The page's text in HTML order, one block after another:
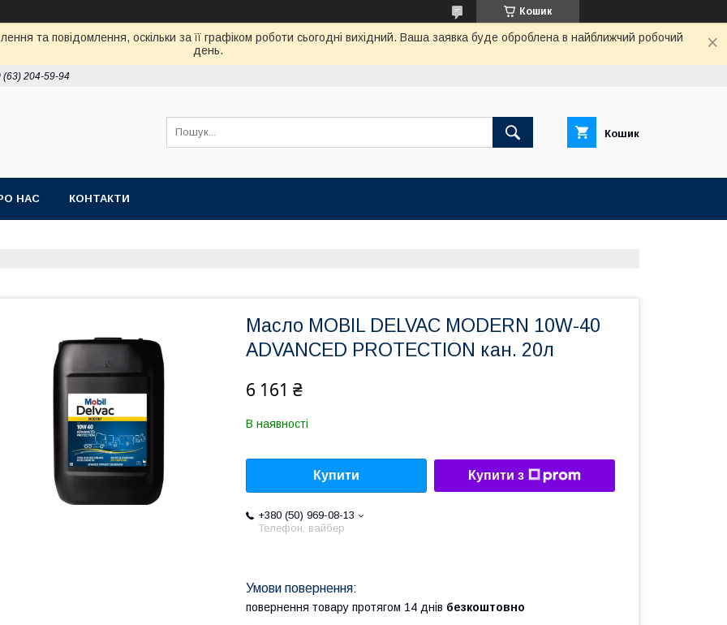
Кошик
та повідомлення, оскільки за її графіком роботи сьогодні вихідний. Ваша заявка буде оброблена в найближчий робочий
день.
(63) 204-59-94
Кошик
НАС КОНТАКТИ
Масло MOBIL DELVAC MODERN 10W-40
ADVANCED PROTECTION кан. 20л
6 161 ₴
В наявності
Купити Купити з
+380 (50) 969-08-13
Телефон, вайбер
повернення товару протягом 14 днів безкоштовно